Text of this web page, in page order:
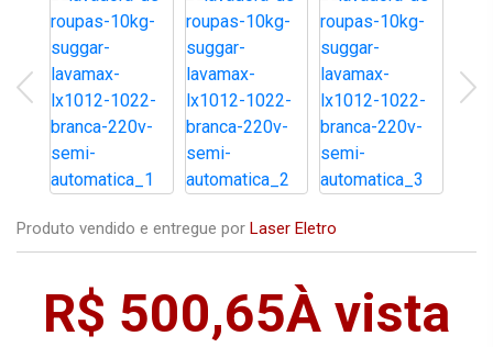
Produto vendido e entregue por Laser Eletro
R$ 500,65À vista